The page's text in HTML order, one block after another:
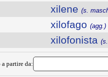
xilene (s.
xilofago (agg.)
xilofonista
partire da: